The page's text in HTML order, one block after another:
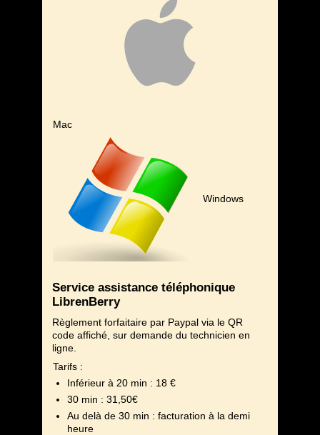
Mac
Windows
Service assistance téléphonique
LibrenBerry
Règlement forfaitaire par Paypal via le QR
code affiché, sur demande du technicien en
ligne.
Tarifs :
Inférieur à 20 min : 18 €
30 min : 31,50€
Au delà de 30 min : facturation à la demi
heure